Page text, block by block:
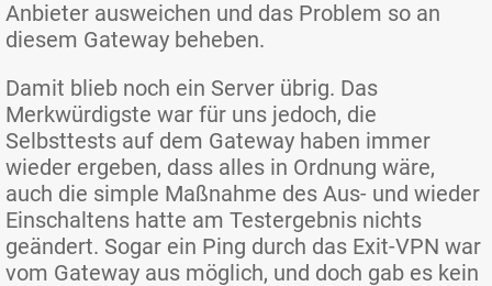
Anbieter ausweichen und das Problem so an
diesem Gateway beheben.
Damit blieb noch ein Server übrig. Das
Merkwürdigste war für uns jedoch, die
Selbsttests auf dem Gateway haben immer
wieder ergeben, dass alles in Ordnung wäre,
auch die simple Maßnahme des Aus- und wieder
Einschaltens hatte am Testergebnis nichts
geändert. Sogar ein Ping durch das Exit-VPN war
vom Gateway aus möglich, und doch gab es kein